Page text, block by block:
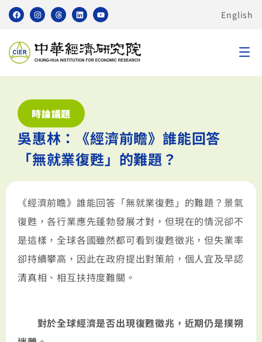
English
時論議題
吳惠林：《經濟前瞻》誰能回答
「無就業復甦」的難題？
《經濟前瞻》誰能回答「無就業復甦」的難題？景氣
復甦，各行業應先蓬勃發展才對，但現在的情況卻不
是這樣，全球各國雖然都可看到復甦徵兆，但失業率
卻持續攀高，因此在政府提出對策前，個人宜及早認
清真相、相互扶持度難關。
對於全球經濟是否出現復甦徵兆，近期仍是撲朔